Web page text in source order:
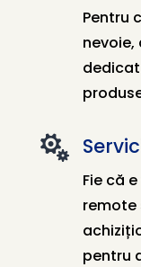
Pentru
nevoie,

Fie că
remote
pentru